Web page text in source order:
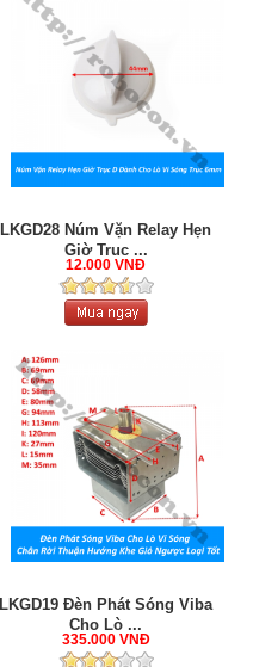
LKGD28 Núm Vặn Relay Hẹn
Giờ Trục ...
12.000 VNĐ
LKGD19 Đèn Phát Sóng Viba
Cho Lò ...
335.000 VNĐ